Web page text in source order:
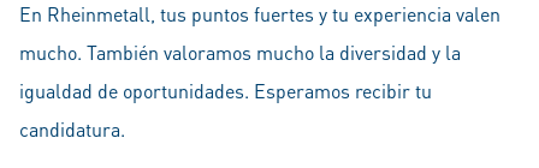
En Rheinmetall, tus puntos fuertes y tu experiencia valen
mucho. También valoramos mucho la diversidad y la
igualdad de oportunidades. Esperamos recibir tu
candidatura.